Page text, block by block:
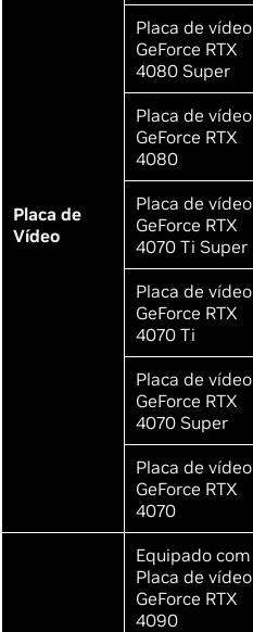
Placa de
Vídeo
Placa de vídeo
GeForce RTX
4080 Super
Placa de vídeo
GeForce RTX
4080
Placa de vídeo
GeForce RTX
4070 Ti Super
Placa de vídeo
GeForce RTX
4070 Ti
Placa de vídeo
GeForce RTX
4070 Super
Placa de vídeo
GeForce RTX
4070
Equipado com
Placa de vídeo
GeForce RTX
4090